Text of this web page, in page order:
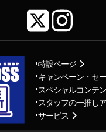
特設ページ
キャンペーン・セ
スペシャルコンテ
スタッフの一推し
サービス